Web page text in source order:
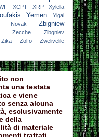
XCPT XRP Xylella
Yemen
Yigal
Novak
Zbigniew
Zecche
Zibgniev
Zika Zolfo
Zwelivelile
non
una testata
e viene
senza alcuna
esclusivamente
della
di materiale
trattati.